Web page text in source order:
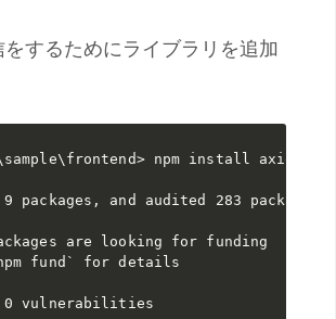
するためにライブラリを追加
npm install axios
9 packages, and audited 283 packages
are looking for funding
fund` for details
0 vulnerabilities